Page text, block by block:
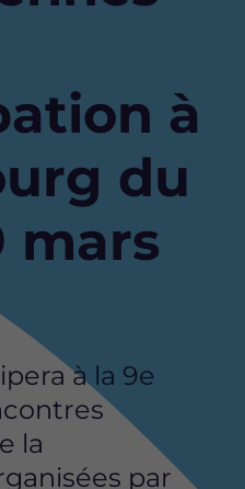
à
du
mars
à la 9e
la
par